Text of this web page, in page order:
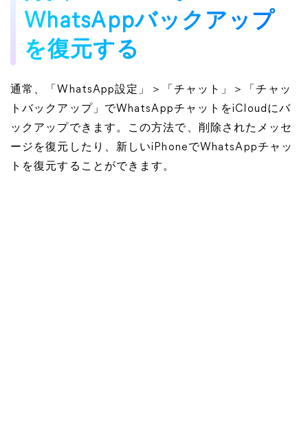
WhatsAppバックアップ
を復元する
通常、「WhatsApp設定」＞「チャット」＞「チャッ
トバックアップ」でWhatsAppチャットをiCloudにバ
ックアップできます。この方法で、削除されたメッセ
ージを復元したり、新しいiPhoneでWhatsAppチャッ
トを復元することができます。